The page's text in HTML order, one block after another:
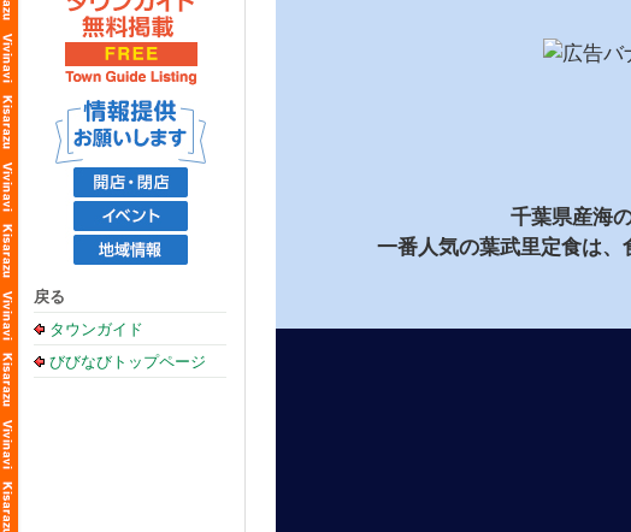
戻る
タウンガイド
びびなびトップページ
千葉県産海
一番人気の葉武里定食は、